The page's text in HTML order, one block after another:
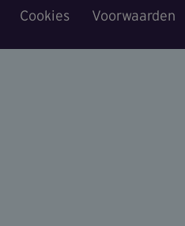
Voet
Cookies Voorwaarden